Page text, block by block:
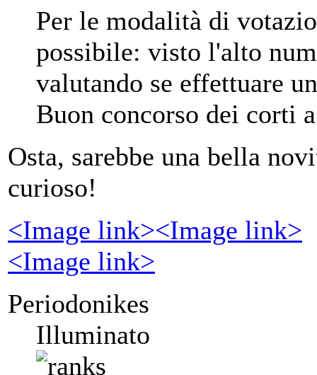
Per le modalità di
possibile: visto l'alto
valutando se effettuare
Buon concorso dei corti
Osta, sarebbe una bella
curioso!
<Image link><Image link>
<Image link>
Periodonikes
Illuminato